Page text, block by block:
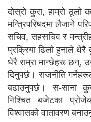
दोस्रो कुरा, हाम्रो
मन्त्रिपरिषदमा लैजाने
सचिव, सहसचिव र
प्रक्रिया ढिलो हुनाले धेरै
धेरै राम्रा मान्छेहरू छन्,
दिनुपर्छ। राजनीति
बढाउनुपर्छ। स-साना
निश्चित बजेटका
विश्वासको वातावरण